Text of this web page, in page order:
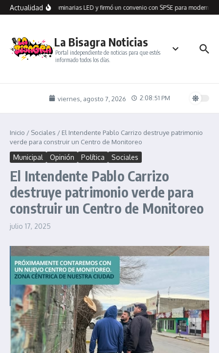
Saltar al contenido
Actualidad
Seco recibió 100 luminarias LED y firmó un convenio con SPSE para
La Bisagra Noticias
Portal independiente de noticias para que estés
informado todos los días.
viernes, agosto 7, 2026 2:08:52 PM
Inicio / Sociales / El Intendente Pablo Carrizo destruye patrimonio
verde para construir un Centro de Monitoreo
Municipal Opinión Política Sociales
El Intendente Pablo Carrizo
destruye patrimonio verde para
construir un Centro de Monitoreo
julio 17, 2025